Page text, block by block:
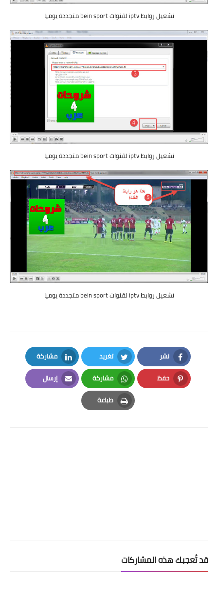
تشعيل روابط iptv لقنوات bein sport متجددة يوميا
تشعيل روابط iptv لقنوات bein sport متجددة يوميا
تشعيل روابط iptv لقنوات bein sport متجددة يوميا
نشر
Facebook
تغريد
Twitter
مشاركة
LinkedIn
حفظ
Pinterest
مشاركة
Whatsapp
إرسال
Email
طباعة
Print
قد تُعجبك هذه المشاركات